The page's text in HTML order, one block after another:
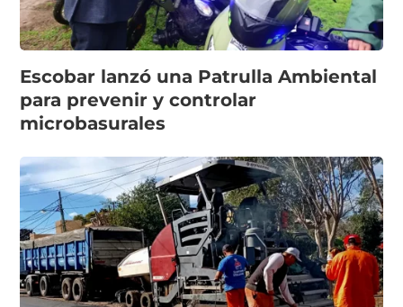
Escobar lanzó una Patrulla Ambiental
para prevenir y controlar
microbasurales